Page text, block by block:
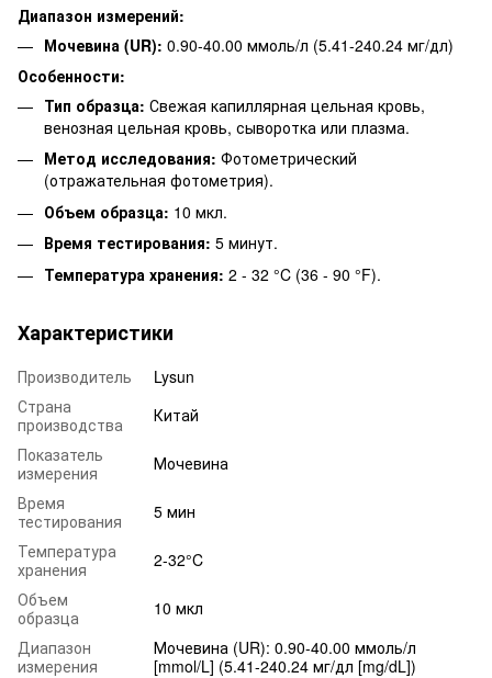
Диапазон измерений:
Мочевина (UR): 0.90-40.00 ммоль/л (5.41-240.24 мг/дл)
Особенности:
Тип образца: Свежая капиллярная цельная кровь,
венозная цельная кровь, сыворотка или плазма.
Метод исследования: Фотометрический
(отражательная фотометрия).
Объем образца: 10 мкл.
Время тестирования: 5 минут.
Температура хранения: 2 - 32 °C (36 - 90 °F).
Характеристики
Производитель
Lysun
Страна
производства
Китай
Показатель
измерения
Мочевина
Время
тестирования
5 мин
Температура
хранения
2-32°C
Объем
образца
10 мкл
Диапазон
измерения
Мочевина (UR): 0.90-40.00 ммоль/л
[mmol/L] (5.41-240.24 мг/дл [mg/dL])